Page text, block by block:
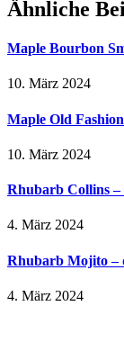
Ähnliche
Maple Bourbon
10. März 2024
Maple Old
10. März 2024
Rhubarb Collins –
4. März 2024
Rhubarb Mojito –
4. März 2024